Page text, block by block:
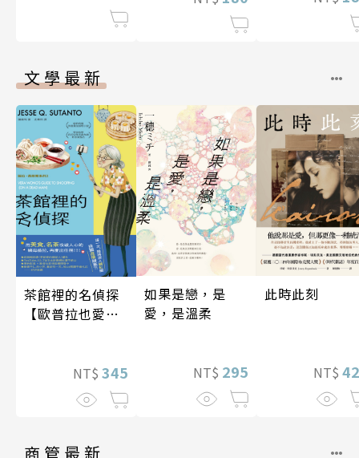
文學最新
茶館裡的名偵探
【歐普拉也愛！
《茶館裡的嫌疑
人》續作】
NT$ 345
如果是戀，是
愛，是溫柔
NT$ 295
此時此刻
NT$
商管最新